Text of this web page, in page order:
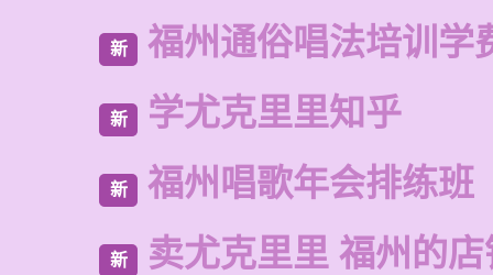
新 福州通俗唱法培训学
新 学尤克里里知乎
新 福州唱歌年会排练班
新 卖尤克里里 福州的